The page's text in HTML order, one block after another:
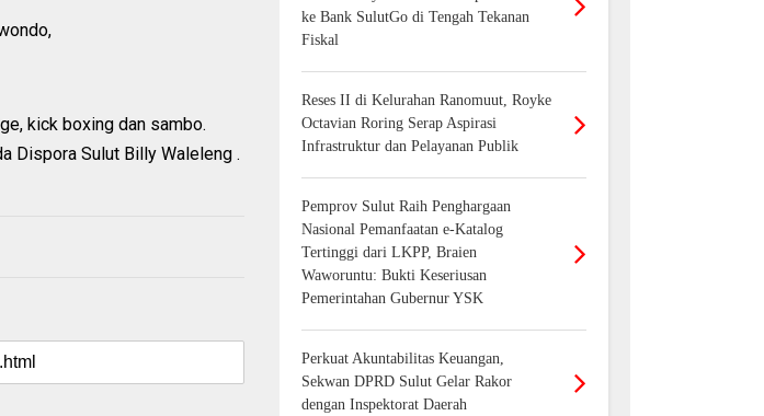
kick boxing dan sambo.
Dispora Sulut Billy Waleleng .
ke Bank SulutGo di Tengah Tekanan
Fiskal
Reses II di Kelurahan Ranomuut, Royke
Octavian Roring Serap Aspirasi
Infrastruktur dan Pelayanan Publik
Pemprov Sulut Raih Penghargaan
Nasional Pemanfaatan e-Katalog
Tertinggi dari LKPP, Braien
Waworuntu: Bukti Keseriusan
Pemerintahan Gubernur YSK
Perkuat Akuntabilitas Keuangan,
Sekwan DPRD Sulut Gelar Rakor
dengan Inspektorat Daerah